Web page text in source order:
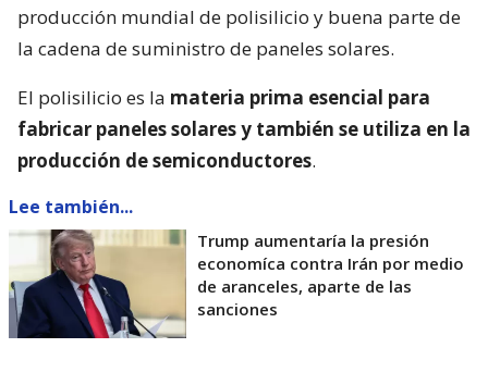
producción mundial de polisilicio y buena parte de
la cadena de suministro de paneles solares.
El polisilicio es la materia prima esencial para
fabricar paneles solares y también se utiliza en la
producción de semiconductores.
Lee también...
Trump aumentaría la presión
economíca contra Irán por medio
de aranceles, aparte de las
sanciones